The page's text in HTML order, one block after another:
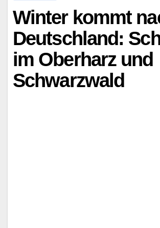
Winter kommt
Deutschland:
im Oberharz und
Schwarzwald